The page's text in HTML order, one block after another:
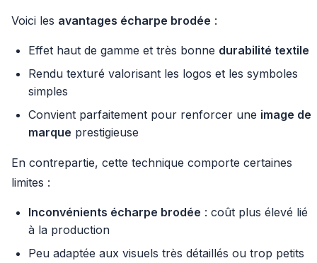
Voici les avantages écharpe brodée :
Effet haut de gamme et très bonne durabilité textile
Rendu texturé valorisant les logos et les symboles
simples
Convient parfaitement pour renforcer une image de
marque prestigieuse
En contrepartie, cette technique comporte certaines
limites :
Inconvénients écharpe brodée : coût plus élevé lié
à la production
Peu adaptée aux visuels très détaillés ou trop petits